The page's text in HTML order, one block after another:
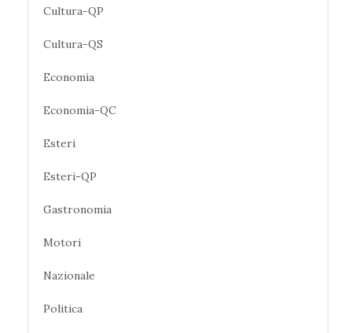
Cultura-QP
Cultura-QS
Economia
Economia-QC
Esteri
Esteri-QP
Gastronomia
Motori
Nazionale
Politica